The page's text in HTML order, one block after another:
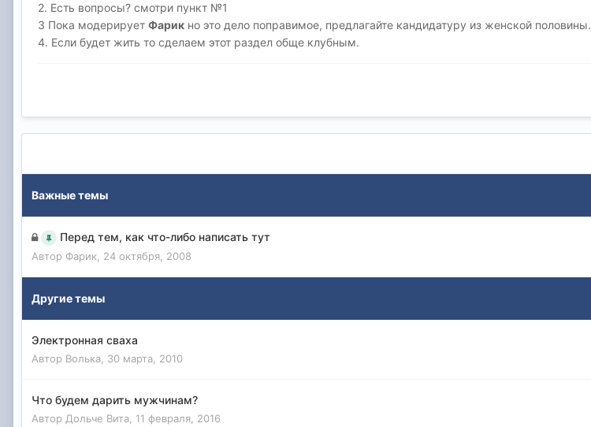
2. Есть вопросы? смотри пункт №1
3 Пока модерирует Фарик но это дело поправимое, предлагайте кандидатуру из женской половины.
4. Если будет жить то сделаем этот раздел обще клубным.
Важные темы
Перед тем, как что-либо написать тут
Автор Фарик 24 октября, 2008
Другие темы
Электронная сваха
Автор Волька 30 марта, 2010
Что будем дарить мужчинам?
Автор Дольче Вита 11 февраля, 2016